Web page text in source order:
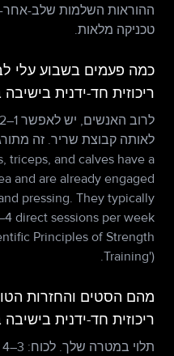
ההוראות השלמות שלב-
טכניקה מלאות.
כמה פעמים בשבוע עלי
ריכוזית חד-ידנית
triceps, and calves have a
and are already engaged
pressing. They typically
direct sessions per week
Principles of Strength
Training').
מהם הסטים והחזרות
ריכוזית חד-ידנית